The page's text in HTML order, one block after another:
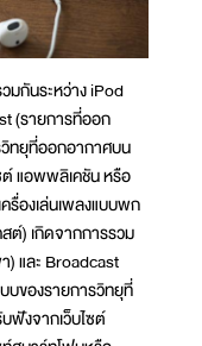
มกันระหว่าง iPod
(รายการที่ออก
ทยุที่ออกอากาศบน
ต์ แอพพลิเคชัน หรือ
รื่องเล่นเพลงแบบพก
ต์) เกิดจากการรวม
และ Broadcast
บของรายการวิทยุที่
ฟังจากเว็บไซต์